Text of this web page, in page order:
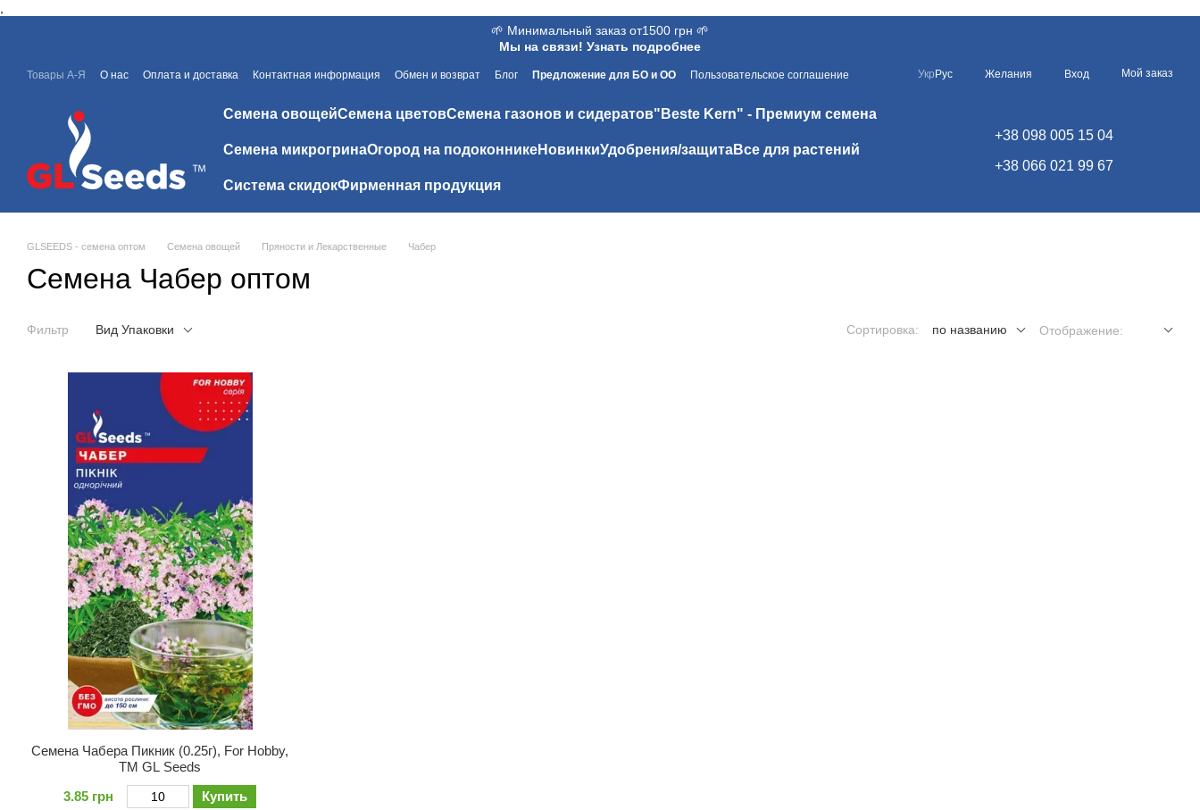
🌱 Минимальный заказ от1500 грн 🌱
Мы на связи! Узнать подробнее
Товары А-Я О нас Оплата и доставка Контактная информация Обмен и возврат Блог Предложение для БО и ОО
Пользовательское соглашение
Укр Рус Желания Вход Мой заказ
Семена овощейСемена цветовСемена газонов и сидератов"Beste Kern" - Премиум семена
Семена микрогринаОгород на подоконникеНовинкиУдобрения/защитаВсе для растений
Система скидокФирменная продукция
+38 098 005 15 04
+38 066 021 99 67
GLSEEDS - семена оптом Семена овощей Пряности и Лекарственные Чабер
Семена Чабер оптом
Фильтр Вид Упаковки Сортировка: по названию Отображение:
Семена Чабера Пикник (0.25г), For Hobby,
TM GL Seeds
3.85 грн
Купить